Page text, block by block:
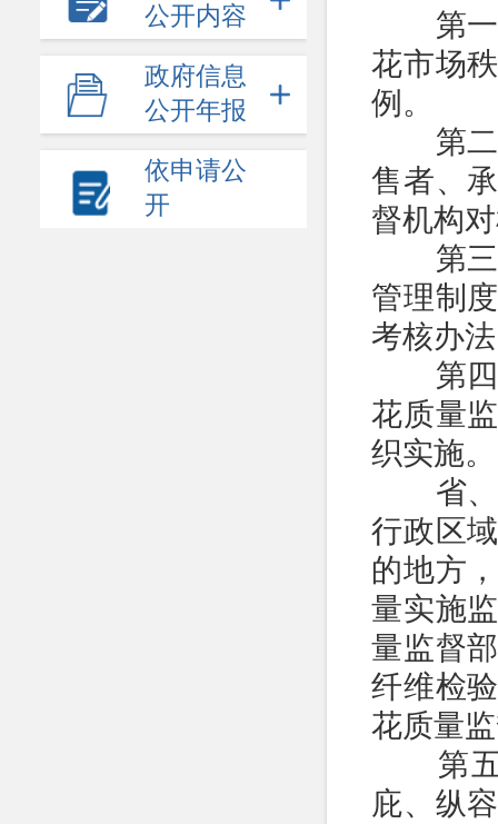
公开内容
政府信息
公开年报
依申请公
开
第一
花市场
例。
第二
售者、
督机构
第三
管理制
考核办
第四
花质量
织实施。
省、
行政区
的地方
量实施
量监督
纤维检
花质量
第五
庇、纵